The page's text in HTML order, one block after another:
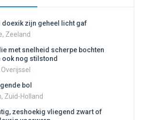
doexik zijn geheel licht gaf
Zeeland
met snelheid scherpe bochten
ook nog stilstond
bol
Zuid-Holland
zeshoekig vliegend zwart of